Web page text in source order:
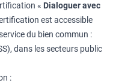
« Dialoguer avec
est accessible
du bien commun :
dans les secteurs public
: